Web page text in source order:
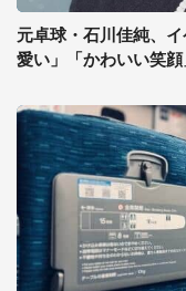
元卓球・石川佳純、
愛い」「かわいい笑